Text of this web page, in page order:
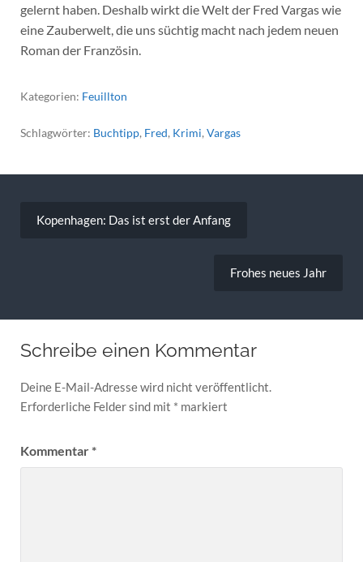
gelernt haben. Deshalb wirkt die Welt der Fred Vargas wie
eine Zauberwelt, die uns süchtig macht nach jedem neuen
Roman der Französin.
Kategorien: Feuillton
Schlagwörter: Buchtipp, Fred, Krimi, Vargas
Kopenhagen: Das ist erst der Anfang
Frohes neues Jahr
Schreibe einen Kommentar
Deine E-Mail-Adresse wird nicht veröffentlicht.
Erforderliche Felder sind mit * markiert
Kommentar*